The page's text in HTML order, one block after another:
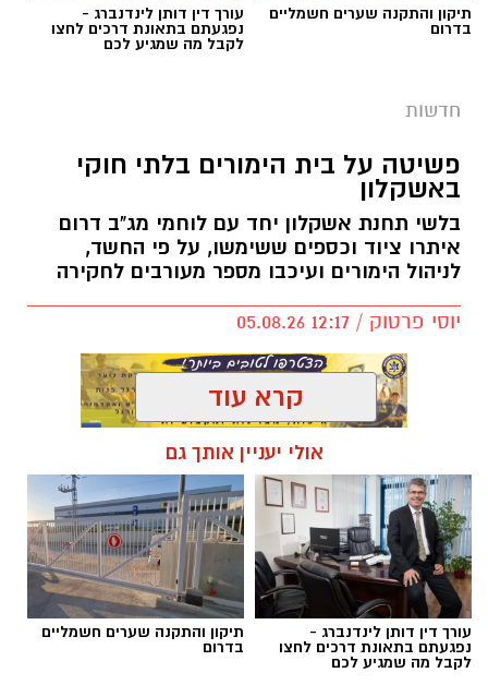
תיקון והתקנה שערים חשמליים
בדרום
עורך דין דותן לינדנברג -
נפגעתם בתאונת דרכים לחצו
לקבל מה שמגיע לכם
חדשות
פשיטה על בית הימורים בלתי חוקי
באשקלון
בלשי תחנת אשקלון יחד עם לוחמי מג"ב דרום
איתרו ציוד וכספים ששימשו, על פי החשד,
לניהול הימורים ועיכבו מספר מעורבים לחקירה
יוסי פרטוק / 12:17 05.08.26
תגים:פשיטה על בית הימורים
קרא עוד
אולי יעניין אותך גם
עורך דין דותן לינדנברג -
נפגעתם בתאונת דרכים לחצו
לקבל מה שמגיע לכם
תיקון והתקנה שערים חשמליים
בדרום